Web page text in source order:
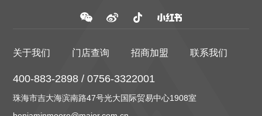
关于我们 门店查询 招商加盟 联系我们
400-883-2898 / 0756-3322001
珠海市吉大海滨南路47号光大国际贸易中心1908室